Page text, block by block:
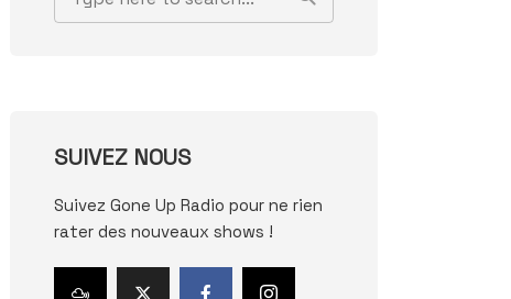
SUIVEZ NOUS
Suivez Gone Up Radio pour ne rien
rater des nouveaux shows !